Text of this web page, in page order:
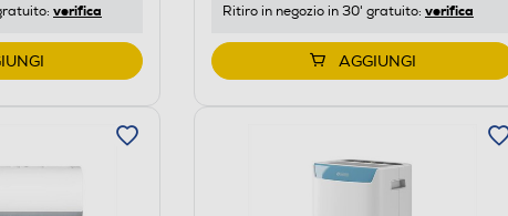
verifica Ritiro in negozio in 30' gratuito: verifica
AGGIUNGI